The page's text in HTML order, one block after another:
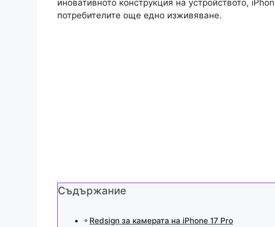
иновативното конструкция на устройството,
потребителите още едно изживяване.
Съдържание
Redsign за камерата на iPhone 17 Pro